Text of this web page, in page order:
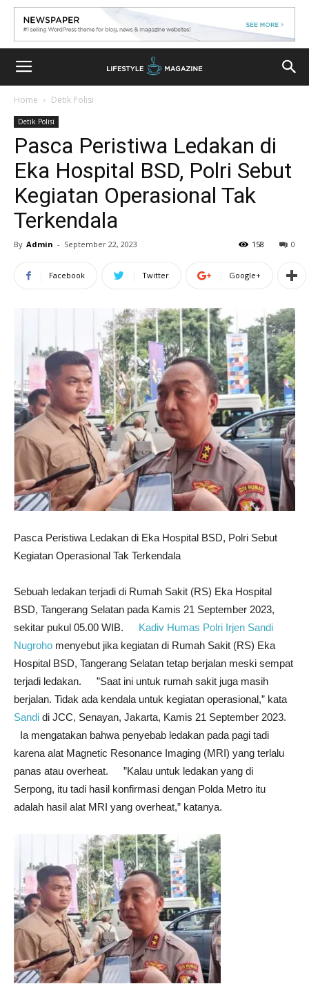
Home Detik Polisi
Detik Polisi
Pasca Peristiwa Ledakan di
Eka Hospital BSD, Polri Sebut
Kegiatan Operasional Tak
Terkendala
By Admin - September 22, 2023 0
158
Facebook Twitter Google+
Pasca Peristiwa Ledakan di Eka Hospital BSD, Polri Sebut
Kegiatan Operasional Tak Terkendala
Sebuah ledakan terjadi di Rumah Sakit (RS) Eka Hospital
BSD, Tangerang Selatan pada Kamis 21 September 2023,
sekitar pukul 05.00 WIB. Kadiv Humas Polri Irjen Sandi
Nugroho menyebut jika kegiatan di Rumah Sakit (RS) Eka
Hospital BSD, Tangerang Selatan tetap berjalan meski sempat
terjadi ledakan. ”Saat ini untuk rumah sakit juga masih
berjalan. Tidak ada kendala untuk kegiatan operasional,” kata
Sandi di JCC, Senayan, Jakarta, Kamis 21 September 2023.
Ia mengatakan bahwa penyebab ledakan pada pagi tadi
karena alat Magnetic Resonance Imaging (MRI) yang terlalu
panas atau overheat. ”Kalau untuk ledakan yang di
Serpong, itu tadi hasil konfirmasi dengan Polda Metro itu
adalah hasil alat MRI yang overheat,” katanya.